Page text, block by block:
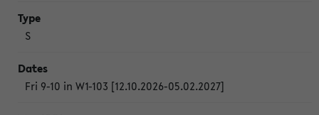
S
Fri 9-10 in W1-103 [12.10.2026-05.02.2027]